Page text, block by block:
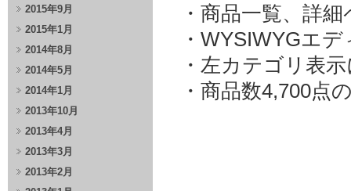
・商品一覧、詳
・WYSIWYGエ
・左カテゴリ表
・商品数4,700点
2015年9月
2015年1月
2014年8月
2014年5月
2014年1月
2013年10月
2013年4月
2013年3月
2013年2月